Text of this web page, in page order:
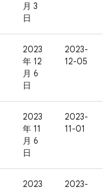
月 3
日
2023
年 12
月 6
日
2023-
12-05
2023
年 11
月 6
日
2023-
11-01
2023
2023-